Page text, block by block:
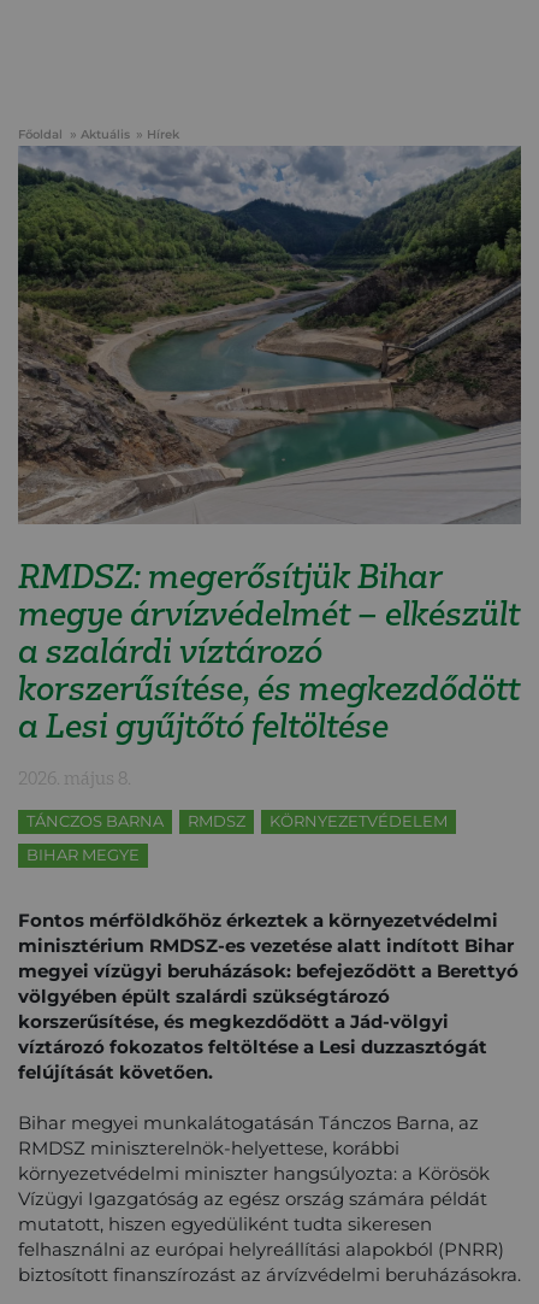
Főoldal Aktuális Hírek
RMDSZ: megerősítjük Bihar
megye árvízvédelmét – elkészült
a szalárdi víztározó
korszerűsítése, és megkezdődött
a Lesi gyűjtőtó feltöltése
2026. május 8.
TÁNCZOS BARNA RMDSZ
KÖRNYEZETVÉDELEM
BIHAR MEGYE
Fontos mérföldkőhöz érkeztek a környezetvédelmi
minisztérium RMDSZ-es vezetése alatt indított Bihar
megyei vízügyi beruházások: befejeződött a Berettyó
völgyében épült szalárdi szükségtározó
korszerűsítése, és megkezdődött a Jád-völgyi
víztározó fokozatos feltöltése a Lesi duzzasztógát
felújítását követően.
Bihar megyei munkalátogatásán Tánczos Barna, az
RMDSZ miniszterelnök-helyettese, korábbi
környezetvédelmi miniszter hangsúlyozta: a Körösök
Vízügyi Igazgatóság az egész ország számára példát
mutatott, hiszen egyedüliként tudta sikeresen
felhasználni az európai helyreállítási alapokból (PNRR)
biztosított finanszírozást az árvízvédelmi beruházásokra.